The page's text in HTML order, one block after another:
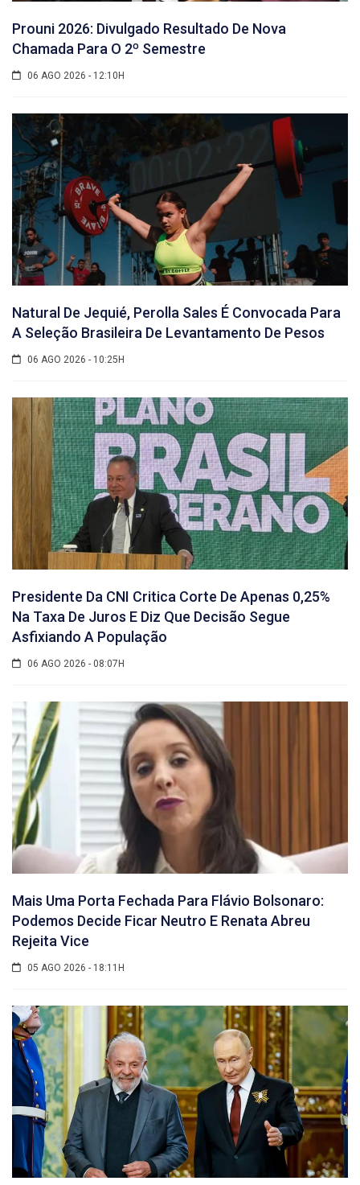
Prouni 2026: Divulgado Resultado De Nova
Chamada Para O 2º Semestre
06 AGO 2026 - 12:10H
Natural De Jequié, Perolla Sales É Convocada Para
A Seleção Brasileira De Levantamento De Pesos
06 AGO 2026 - 10:25H
Presidente Da CNI Critica Corte De Apenas 0,25%
Na Taxa De Juros E Diz Que Decisão Segue
Asfixiando A População
06 AGO 2026 - 08:07H
Mais Uma Porta Fechada Para Flávio Bolsonaro:
Podemos Decide Ficar Neutro E Renata Abreu
Rejeita Vice
05 AGO 2026 - 18:11H